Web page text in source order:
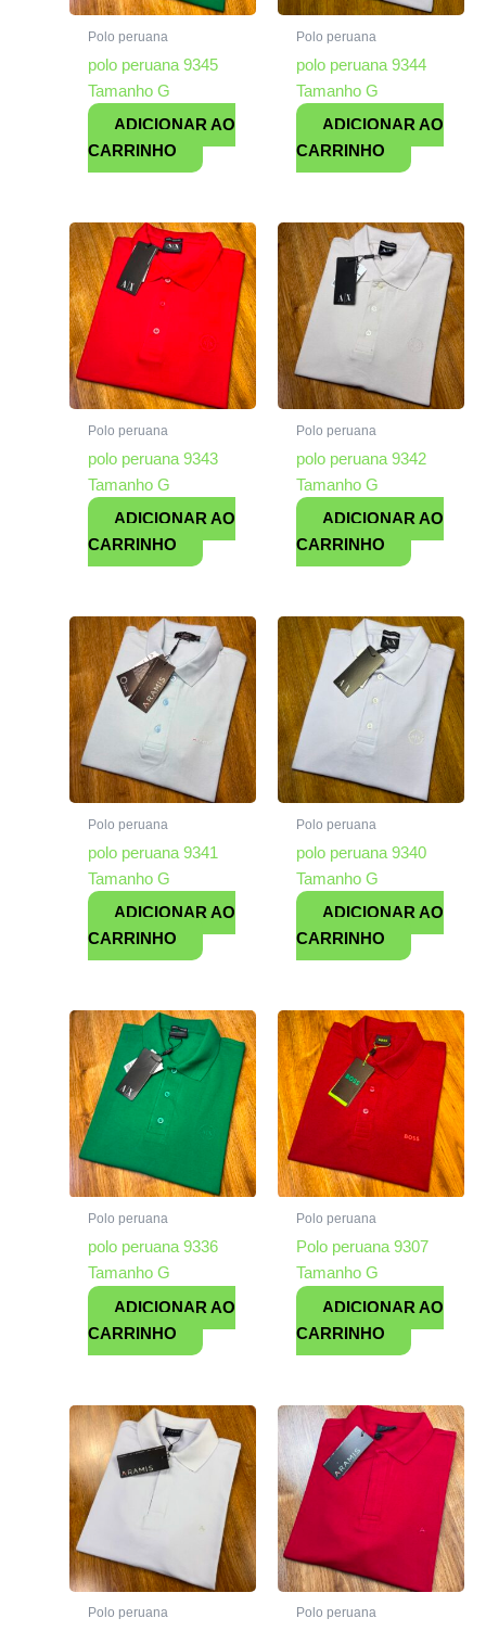
Polo peruana
polo peruana 9345
Tamanho G
ADICIONAR AO
CARRINHO
Polo peruana
polo peruana 9344
Tamanho G
ADICIONAR AO
CARRINHO
Polo peruana
polo peruana 9343
Tamanho G
ADICIONAR AO
CARRINHO
Polo peruana
polo peruana 9342
Tamanho G
ADICIONAR AO
CARRINHO
Polo peruana
polo peruana 9341
Tamanho G
ADICIONAR AO
CARRINHO
Polo peruana
polo peruana 9340
Tamanho G
ADICIONAR AO
CARRINHO
Polo peruana
polo peruana 9336
Tamanho G
ADICIONAR AO
CARRINHO
Polo peruana
Polo peruana 9307
Tamanho G
ADICIONAR AO
CARRINHO
Polo peruana Polo peruana